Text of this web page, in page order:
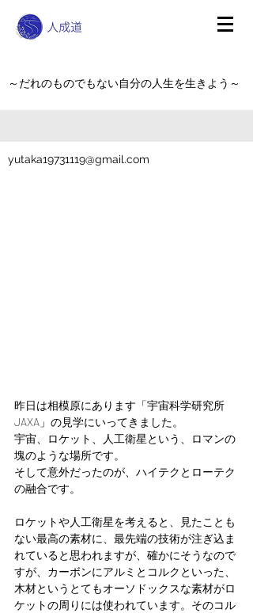
～だれのものでもない自分の人生を生きよう～
yutaka19731119@gmail.com
昨日は相模原にあります「宇宙科学研究所
JAXA」の見学にいってきました。
宇宙、ロケット、人工衛星という、ロマンの
塊のような場所です。
そして意外だったのが、ハイテクとローテク
の融合です。
ロケットや人工衛星を考えると、見たことも
ない最高の素材に、最先端の技術が注ぎ込ま
れていると思われますが、確かにそうなので
すが、カーボンにアルミとコルクといった、
木材というとてもオーソドックスな素材がロ
ケットの周りには使われています。そのコル